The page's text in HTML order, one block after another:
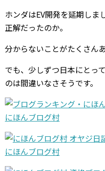
ホンダはEV開発を延期しま
正解だったのか。
分からないことがたくさんあ
でも、少しずつ日本にとっ
のは間違いなさそうです。
にほんブログ村
にほんブログ村